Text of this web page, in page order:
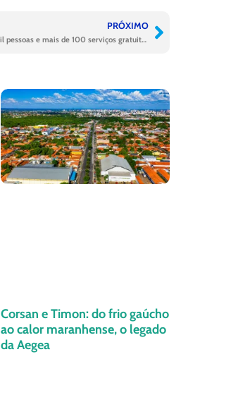
PRÓXIMO
Manaus mobiliza mais de 4 mil pessoas e mais de 100 serviços gratuitos
Corsan e Timon: do frio gaúcho
ao calor maranhense, o legado
da Aegea